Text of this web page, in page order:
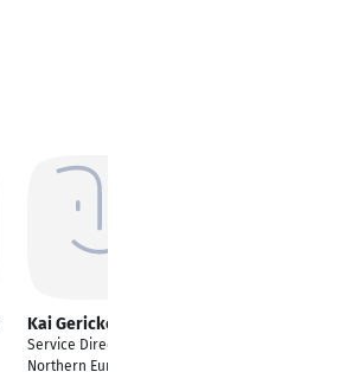
Kai Gericke
Service Director
Northern Europe